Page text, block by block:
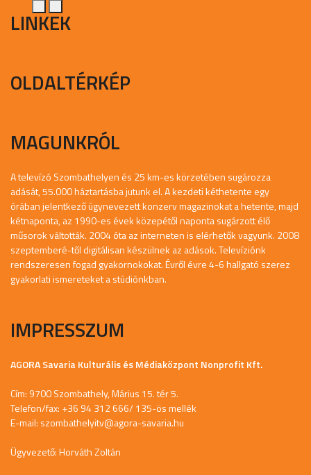
LINKEK
OLDALTÉRKÉP
MAGUNKRÓL
A televízó Szombathelyen és 25 km-es körzetében sugározza
adását, 55.000 háztartásba jutunk el. A kezdeti kéthetente egy
órában jelentkező úgynevezett konzerv magazinokat a hetente, majd
kétnaponta, az 1990-es évek közepétől naponta sugárzott élő
műsorok váltották. 2004 óta az interneten is elérhetők vagyunk. 2008
szeptemberé-től digitálisan készülnek az adások. Televíziónk
rendszeresen fogad gyakornokokat. Évről évre 4-6 hallgató szerez
gyakorlati ismereteket a stúdiónkban.
IMPRESSZUM
AGORA Savaria Kulturális és Médiaközpont Nonprofit Kft.
Cím: 9700 Szombathely, Márius 15. tér 5.
Telefon/fax: +36 94 312 666/ 135-ös mellék
E-mail: szombathelyitv@agora-savaria.hu
Ügyvezető: Horváth Zoltán